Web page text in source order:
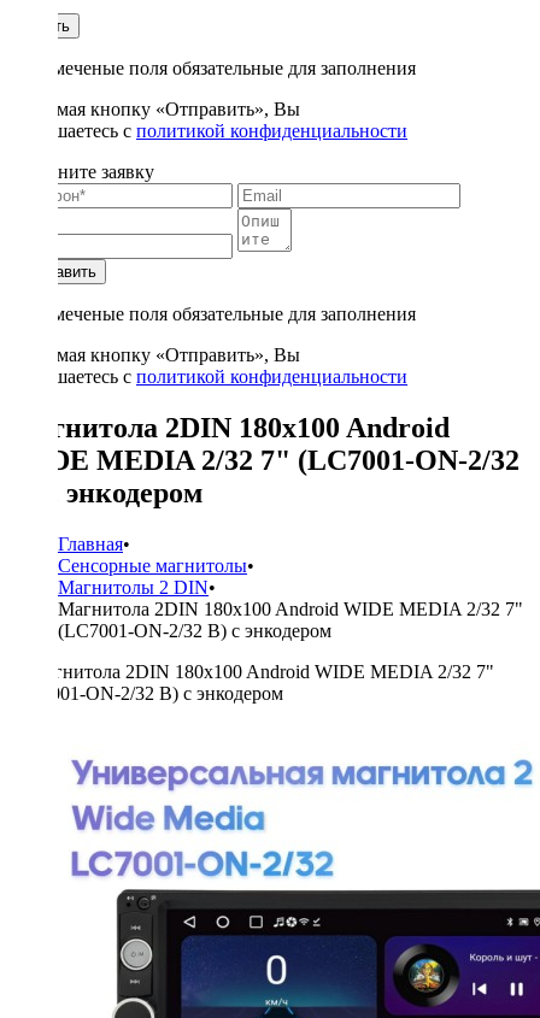
Купить
* - отмеченые поля обязательные для заполнения
Нажимая кнопку «Отправить», Вы
соглашаетесь с политикой конфиденциальности
Заполните заявку
Отправить
* - отмеченые поля обязательные для заполнения
Нажимая кнопку «Отправить», Вы
соглашаетесь с политикой конфиденциальности
Магнитола 2DIN 180x100 Android
WIDE MEDIA 2/32 7" (LC7001-ON-2/32
B) с энкодером
Главная•
Сенсорные магнитолы•
Магнитолы 2 DIN•
Магнитола 2DIN 180x100 Android WIDE MEDIA 2/32 7"
(LC7001-ON-2/32 B) с энкодером